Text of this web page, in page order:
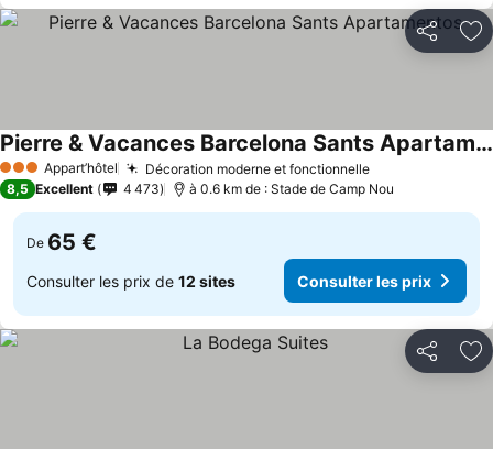
Partager
3 ÉtoilesAppart’hôtel Décoration moderne et fonctionnelle
Pierre & Vacances Barcelona Sants Apartamentos
8,5 Excellent 4 473 à 0.6 km de : Stade de Camp Nou
De 65 €
Consulter les prix de 12 sites Consulter les prix
Partager